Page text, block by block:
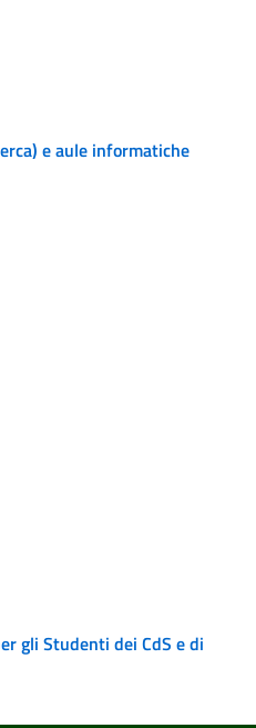
e aule informatiche
gli Studenti dei CdS e di